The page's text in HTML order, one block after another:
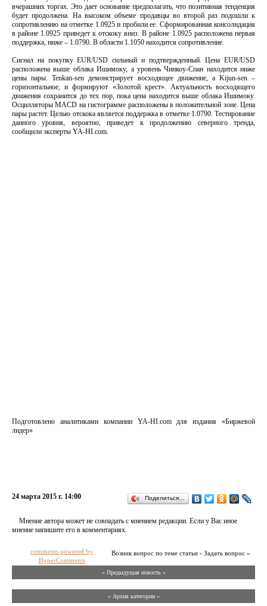
вчерашних торгах. Это дает основание предполагать, что позитивная тенденция
будет продолжена. На высоком объеме продавцы во второй раз подошли к
сопротивлению на отметке 1.0925 и пробили ее. Сформированная консолидация
в районе 1.0925 приведет к отскоку вниз. В районе 1.0925 расположена первая
поддержка, ниже – 1.0790. В области 1.1050 находится сопротивление.
Сигнал на покупку EUR/USD сильный и подтвержденный. Цена EUR/USD
расположена выше облака Ишимоку, а уровень Чинкоу-Спан находится ниже
цены пары. Tenkan-sen демонстрирует восходящее движение, а Kijun-sen –
горизонтальное, и формируют «Золотой крест». Актуальность восходящего
движения сохранится до тех пор, пока цена находится выше облака Ишимоку.
Осцилляторы MACD на гистограмме расположены в положительной зоне. Цена
пары растет. Целью отскока является поддержка в отметке 1.0790. Тестирование
данного уровня, вероятно, приведет к продолжению северного тренда,
сообщили эксперты YA-HI.com.
Подготовлено аналитиками компании YA-HI.com для издания «Биржевой
лидер»
24 марта 2015 г. 14:00 Поделиться…
Мнение автора может не совпадать с мнением редакции. Если у Вас иное
мнение напишите его в комментариях.
Возник вопрос по теме статьи - Задать вопрос »
comments powered by
HyperComments
« Предыдущая новость «
» Архив категории «